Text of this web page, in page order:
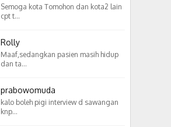
Semoga kota Tomohon dan kota2 lain
cpt t…
Rolly
Maaf,sedangkan pasien masih hidup
dan ta…
prabowomuda
kalo boleh pigi interview d sawangan
knp…